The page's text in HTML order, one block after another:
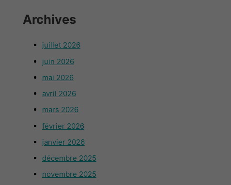
Archives
juillet 2026
juin 2026
mai 2026
avril 2026
mars 2026
février 2026
janvier 2026
décembre 2025
novembre 2025